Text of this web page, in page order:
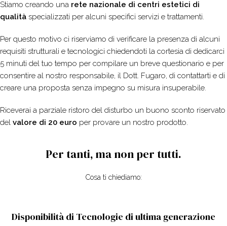
Stiamo creando una rete nazionale di centri estetici di
qualità specializzati per alcuni specifici servizi e trattamenti.
Per questo motivo ci riserviamo di verificare la presenza di alcuni
requisiti strutturali e tecnologici chiedendoti la cortesia di dedicarci
5 minuti del tuo tempo per compilare un breve questionario e per
consentire al nostro responsabile, il Dott. Fugaro, di contattarti e di
creare una proposta senza impegno su misura insuperabile.
Riceverai a parziale ristoro del disturbo un buono sconto riservato
del valore di 20 euro per provare un nostro prodotto.
Per tanti, ma non per tutti.
Cosa ti chiediamo:
Disponibilità di Tecnologie di ultima generazione